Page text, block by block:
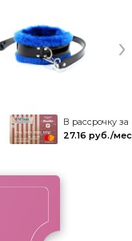
›
В рассрочку за
27.16 руб./мес